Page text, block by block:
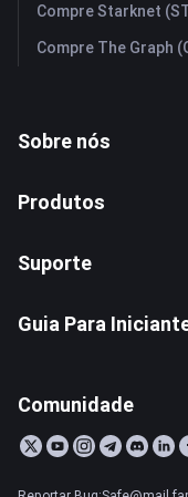
Sobre nós
Produtos
Suporte
Guia Para
Comunidade